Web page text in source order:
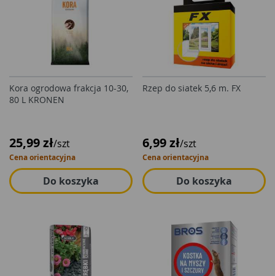
Kora ogrodowa frakcja 10-30,
80 L KRONEN
25,99 zł/szt
Cena orientacyjna
Do koszyka
Rzep do siatek 5,6 m. FX
6,99 zł/szt
Cena orientacyjna
Do koszyka